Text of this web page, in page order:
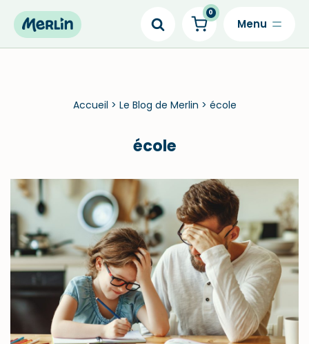
Skip
0
Accueil > Le Blog de Merlin > école
école